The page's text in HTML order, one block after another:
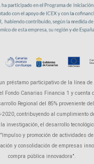
préstamo participativo de la línea de
Fondo Canarias Financia 1 y cuenta
Regional del 85% proveniente
2020, contribuyendo al cumplimiento
investigación, el desarrollo
y promoción de actividades
y consolidación de empresas
compra pública innovadora".